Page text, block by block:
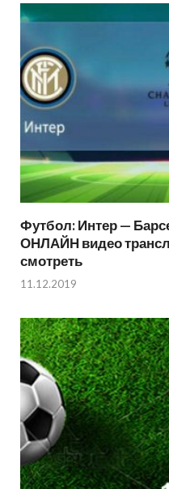
Футбол: Интер —
ОНЛАЙН видео
смотреть
11.12.2019